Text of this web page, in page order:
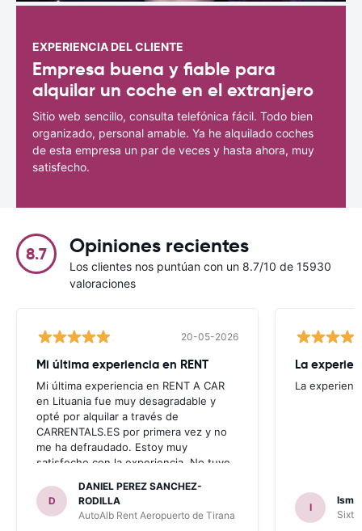
EXPERIENCIA DEL CLIENTE
Empresa buena y fiable para
alquilar un coche en el extranjero
Sitio web sencillo, consulta telefónica fácil. Todo bien
organizado, personal amable. Ya he alquilado coches
de esta empresa un par de veces y hasta ahora, muy
satisfecho.
8.7 Opiniones recientes
Los clientes nos puntúan con un 8.7/10 de 15930
valoraciones
20-05-2026
Mi última experiencia en RENT
Mi última experiencia en RENT A CAR
en Lituania fue muy desagradable y
opté por alquilar a través de
CARRENTALS.ES por primera vez y no
me ha defraudado. Estoy muy
satisfecho con la experiencia. No tuve
invitaron a adquirir un seguro (como
había leído en varios blog). En mis
anteriores viajes nunca había alquilado
D
DANIEL PEREZ SANCHEZ-
RODILLA
AutoAlb Rent Aeropuerto de Tirana
La
La
I
Sixt